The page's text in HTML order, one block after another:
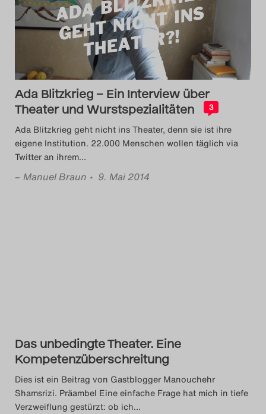
Ada Blitzkrieg – Ein Interview über
Theater und Wurstspezialitäten
3
Ada Blitzkrieg geht nicht ins Theater, denn sie ist ihre
eigene Institution. 22.000 Menschen wollen täglich via
Twitter an ihrem…
– Manuel Braun • 9. Mai 2014
Das unbedingte Theater. Eine
Kompetenzüberschreitung
Dies ist ein Beitrag von Gastblogger Manouchehr
Shamsrizi. Präambel Eine einfache Frage hat mich in tiefe
Verzweiflung gestürzt: ob ich…